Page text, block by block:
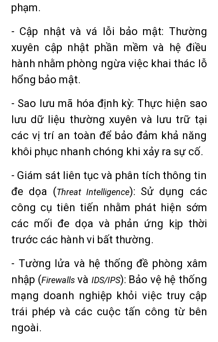
phạm.
- Cập nhật và vá lỗi bảo mật: Thường
xuyên cập nhật phần mềm và hệ điều
hành nhằm phòng ngừa việc khai thác lỗ
hổng bảo mật.
- Sao lưu mã hóa định kỳ: Thực hiện sao
lưu dữ liệu thường xuyên và lưu trữ tại
các vị trí an toàn để bảo đảm khả năng
khôi phục nhanh chóng khi xảy ra sự cố.
- Giám sát liên tục và phân tích thông tin
đe dọa (Threat Intelligence): Sử dụng các
công cụ tiên tiến nhằm phát hiện sớm
các mối đe dọa và phản ứng kịp thời
trước các hành vi bất thường.
- Tường lửa và hệ thống đề phòng xâm
nhập (Firewallsvà IDS/IPS): Bảo vệ hệ thống
mạng doanh nghiệp khỏi việc truy cập
trái phép và các cuộc tấn công từ bên
ngoài.